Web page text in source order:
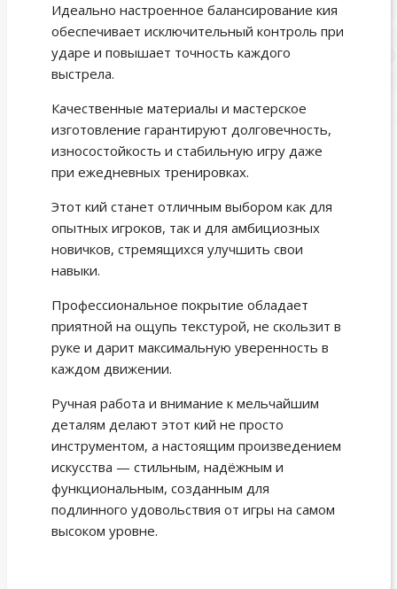
Идеально настроенное балансирование кия
обеспечивает исключительный контроль при
ударе и повышает точность каждого
выстрела.
Качественные материалы и мастерское
изготовление гарантируют долговечность,
износостойкость и стабильную игру даже
при ежедневных тренировках.
Этот кий станет отличным выбором как для
опытных игроков, так и для амбициозных
новичков, стремящихся улучшить свои
навыки.
Профессиональное покрытие обладает
приятной на ощупь текстурой, не скользит в
руке и дарит максимальную уверенность в
каждом движении.
Ручная работа и внимание к мельчайшим
деталям делают этот кий не просто
инструментом, а настоящим произведением
искусства — стильным, надёжным и
функциональным, созданным для
подлинного удовольствия от игры на самом
высоком уровне.